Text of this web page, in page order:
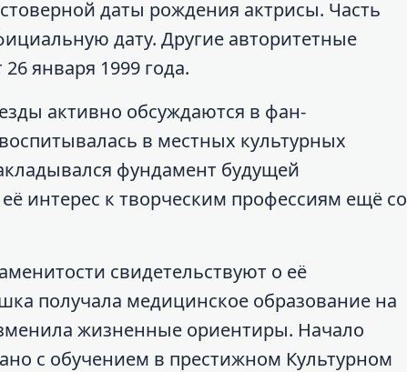
даты рождения актрисы. Часть
дату. Другие авторитетные
января 1999 года.
активно обсуждаются в фан-
в местных культурных
фундамент будущей
интерес к творческим профессиям ещё со
свидетельствуют о её
получала медицинское образование на
жизненные ориентиры. Начало
с обучением в престижном Культурном